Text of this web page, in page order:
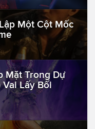
Một Cột Mốc
Mặt Trong Dự
Lấy Bối